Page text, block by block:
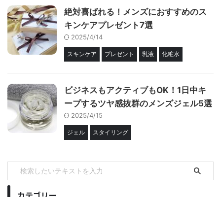
絶対喜ばれる！メンズにおすすめのス
キンケアプレゼント7選
2025/4/14
スキンケア プレゼント 乳液 化粧水
ビジネスもアクティブもOK！1日中キ
ープするツヤ感抜群のメンズジェル5選
2025/4/15
ジェル スタイリング